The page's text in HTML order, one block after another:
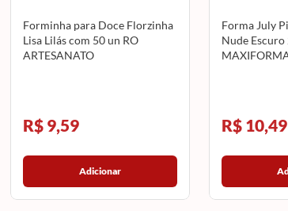
Forminha para Doce Florzinha
Lisa Lilás com 50 un RO
ARTESANATO
R$ 9,59
Adicionar
Forma July
Nude Escuro
R$ 10,49